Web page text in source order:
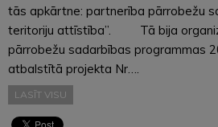
tās apkārtne: partnerība pārrobežu
teritoriju attīstība”. Tā bija
pārrobežu sadarbības programmas
atbalstītā projekta Nr….
LASĪT VISU